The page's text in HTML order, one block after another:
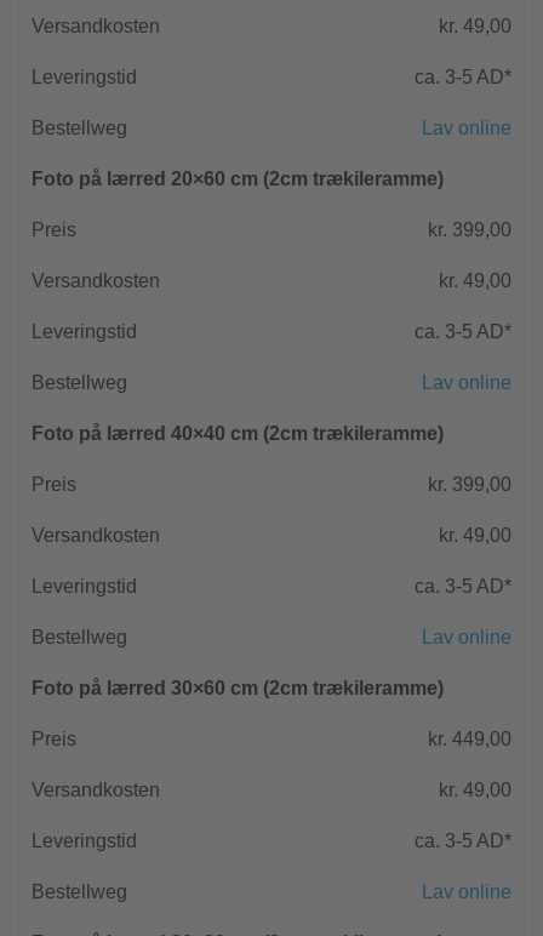
kr. 49,00
ca. 3-5 AD*
Lav online
Foto på lærred 20×60 cm (2cm trækileramme)
kr. 399,00
kr. 49,00
ca. 3-5 AD*
Lav online
Foto på lærred 40×40 cm (2cm trækileramme)
kr. 399,00
kr. 49,00
ca. 3-5 AD*
Lav online
Foto på lærred 30×60 cm (2cm trækileramme)
kr. 449,00
kr. 49,00
ca. 3-5 AD*
Lav online